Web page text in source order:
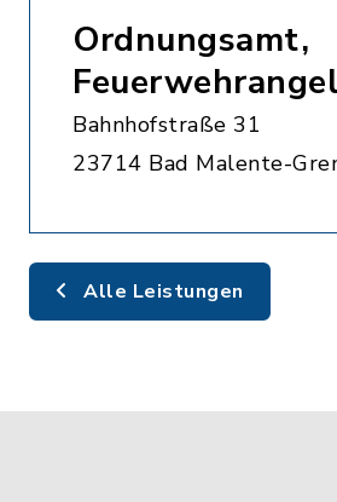
Ordnungsamt,
Bahnhofstraße 31
23714 Bad Malente-
Alle Leistungen